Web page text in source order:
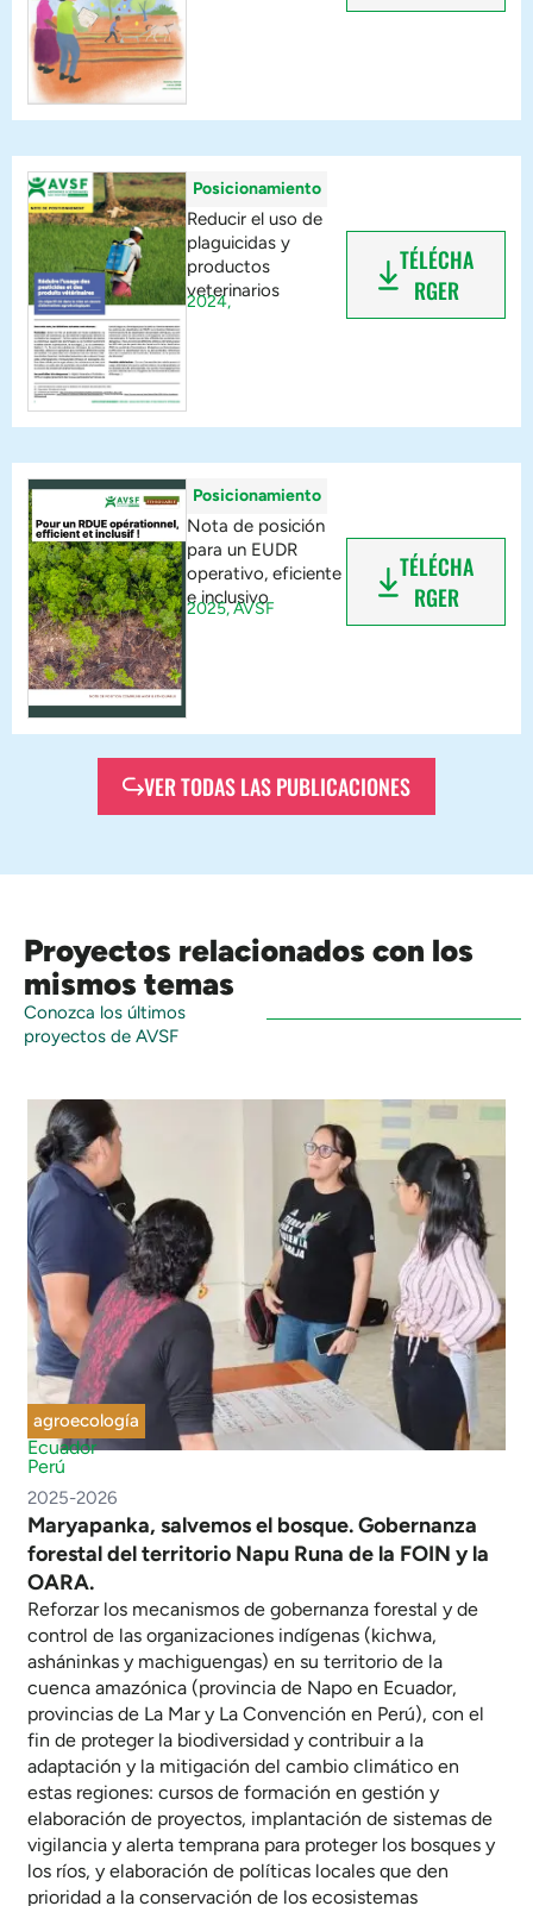
Posicionamiento
Reducir el uso de
plaguicidas y
productos
veterinarios
2024,
TÉLÉCHA
RGER
Posicionamiento
Nota de posición
para un EUDR
operativo, eficiente
e inclusivo
2025,AVSF
TÉLÉCHA
RGER
VER TODAS LAS PUBLICACIONES
Proyectos relacionados con los
mismos temas
Conozca los últimos
proyectos de AVSF
agroecología
Ecuador
Perú
2025-2026
Maryapanka, salvemos el bosque. Gobernanza
forestal del territorio Napu Runa de la FOIN y la
OARA.
Reforzar los mecanismos de gobernanza forestal y de
control de las organizaciones indígenas (kichwa,
asháninkas y machiguengas) en su territorio de la
cuenca amazónica (provincia de Napo en Ecuador,
provincias de La Mar y La Convención en Perú), con el
fin de proteger la biodiversidad y contribuir a la
adaptación y la mitigación del cambio climático en
estas regiones: cursos de formación en gestión y
elaboración de proyectos, implantación de sistemas de
vigilancia y alerta temprana para proteger los bosques y
los ríos, y elaboración de políticas locales que den
prioridad a la conservación de los ecosistemas